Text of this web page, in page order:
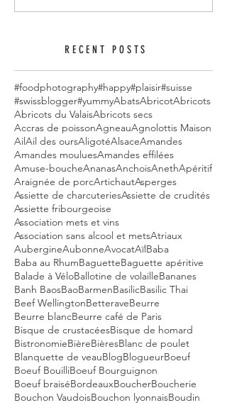
RECENT POSTS
#foodphotography#happy#plaisir#suisse
#swissblogger#yummyAbatsAbricotAbricots
Abricots du ValaisAbricots secs
Accras de poissonAgneauAgnolottis Maison
AilAil des oursAligotéAlsaceAmandes
Amandes mouluesAmandes effilées
Amuse-boucheAnanasAnchoisAnethApéritif
Araignée de porcArtichautAsperges
Assiette de charcuteriesAssiette de crudités
Assiette fribourgeoise
Association mets et vins
Association sans alcool et metsAtriaux
AubergineAubonneAvocatAïlBaba
Baba au RhumBaguetteBaguette apéritive
Balade à VéloBallotine de volailleBananes
Banh BaosBaoBarmenBasilicBasilic Thai
Beef WellingtonBetteraveBeurre
Beurre blancBeurre café de Paris
Bisque de crustacéesBisque de homard
BistronomieBièreBièresBlanc de poulet
Blanquette de veauBlogBlogueurBoeuf
Boeuf BouilliBoeuf Bourguignon
Boeuf braiséBordeauxBoucherBoucherie
Bouchon VaudoisBouchon lyonnaisBoudin